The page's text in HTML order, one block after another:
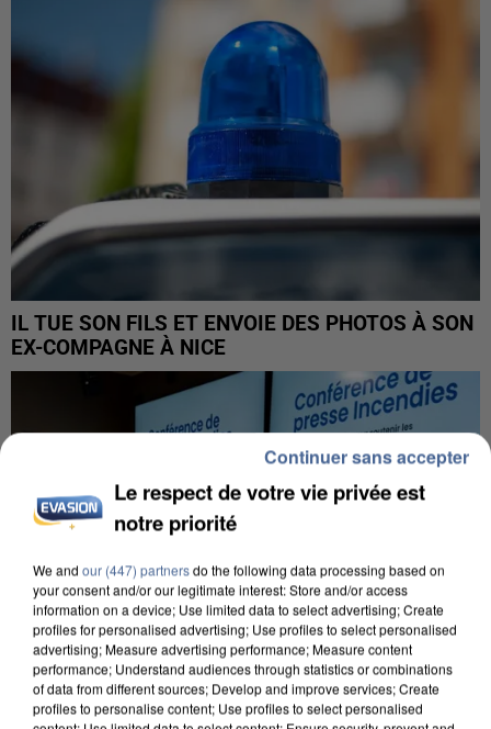
IL TUE SON FILS ET ENVOIE DES PHOTOS À SON
EX-COMPAGNE À NICE
Le respect de votre vie privée est
notre priorité
We and our (447) partnersdo the following data processing based on
your consent and/or our legitimate interest: Store and/or access
information on a device; Use limited data to select advertising; Create
profiles for personalised advertising; Use profiles to select personalised
advertising; Measure advertising performance; Measure content
performance; Understand audiences through statistics or combinations
of data from different sources; Develop and improve services; Create
profiles to personalise content; Use profiles to select personalised
Continuer sans accepter